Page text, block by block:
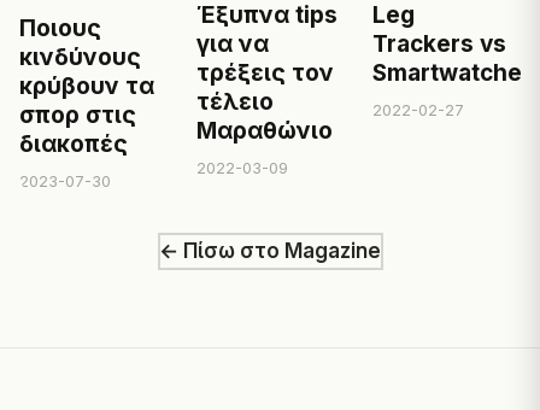
Ποιους
κινδύνους
κρύβουν τα
σπορ στις
διακοπές
2023-07-30
Έξυπνα tips
για να
τρέξεις τον
τέλειο
Μαραθώνιο
2022-03-09
Leg
Trackers vs
Smartwatches
2022-02-27
← Πίσω στο Magazine